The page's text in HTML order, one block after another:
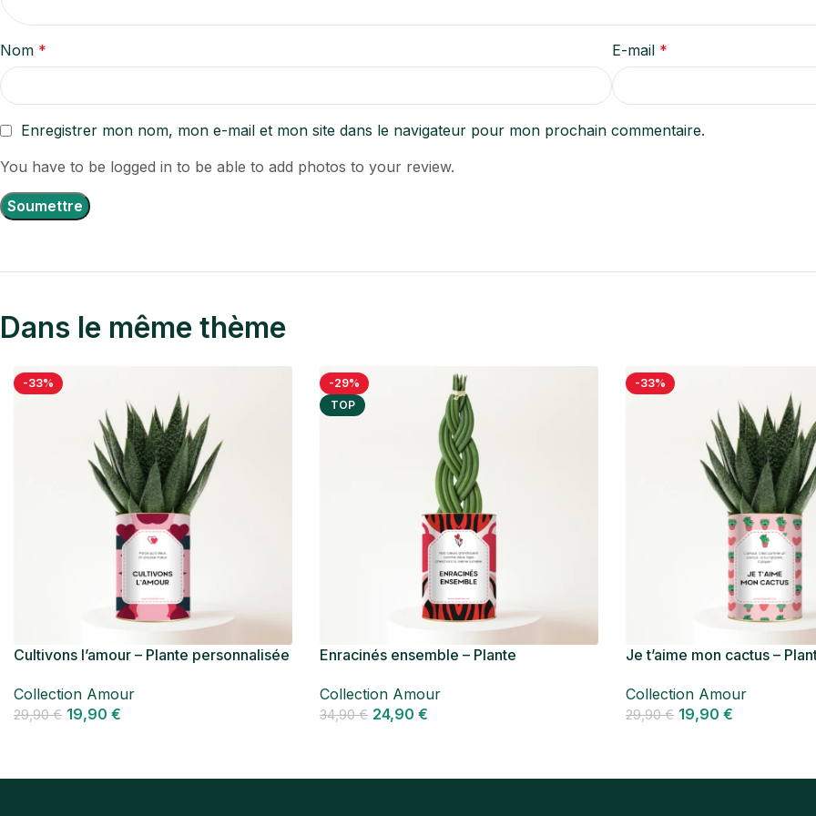
Nom * E-mail *
Enregistrer mon nom, mon e-mail et mon site dans le navigateur pour mon prochain commentaire.
You have to be logged in to be able to add photos to your review.
Dans le même thème
-33%
Cultivons l’amour – Plante personnalisée
Collection Amour
29,90€ 19,90 €
-29%
TOP
Enracinés ensemble – Plante
Twister
Collection Amour
34,90€ 24,90 €
-33%
Je t’aime mon cactus –
Collection Amour
29,90€ 19,90 €